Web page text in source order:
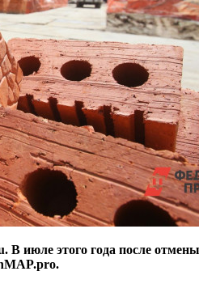
этого года после отмены